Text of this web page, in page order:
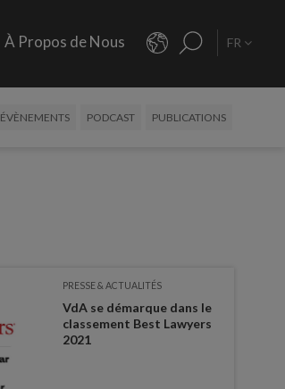
À Propos de Nous FR
ÉVÈNEMENTS PODCAST PUBLICATIONS
PRESSE & ACTUALITÉS
VdA se démarque dans le
classement Best Lawyers
2021